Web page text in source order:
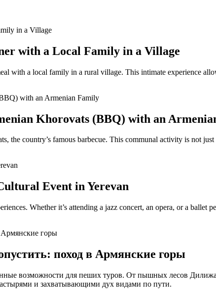
with a Local Family in a Village
with a local family in a rural village. This intimate experience
Khorovats (BBQ) with an
the country’s famous barbecue. This communal activity is not
Event in Yerevan
Whether it’s attending a jazz concert, an opera, or a
поход в Армянские горы
возможности для пеших туров. От пышных лесов
и захватывающими дух видами по пути.